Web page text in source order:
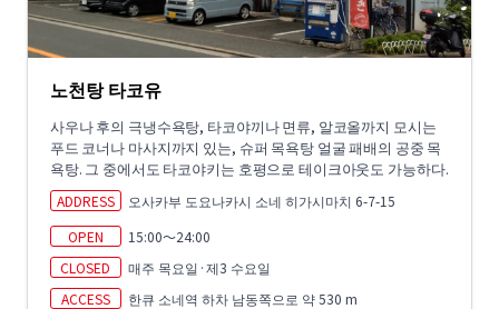
노천탕 타코유
사우나 후의 극냉수욕탕, 타코야끼나 면류, 알코올까지 모시는
푸드 코너나 마사지까지 있는, 슈퍼 목욕탕 얼굴 패배의 공중 목
욕탕. 그 중에서도 타코야키는 호평으로 테이크아웃도 가능하다.
ADDRESS
오사카부 도요나카시 소네 히가시마치 6-7-15
OPEN
15:00～24:00
CLOSED
매주 목요일·제3 수요일
ACCESS
한큐 소네역 하차 남동쪽으로 약 530 m